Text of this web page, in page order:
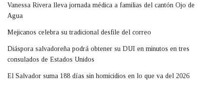
Vanessa Rivera lleva jornada médica a familias del cantón Ojo de
Agua
Mejicanos celebra su tradicional desfile del correo
Diáspora salvadoreña podrá obtener su DUI en minutos en tres
consulados de Estados Unidos
El Salvador suma 188 días sin homicidios en lo que va del 2026